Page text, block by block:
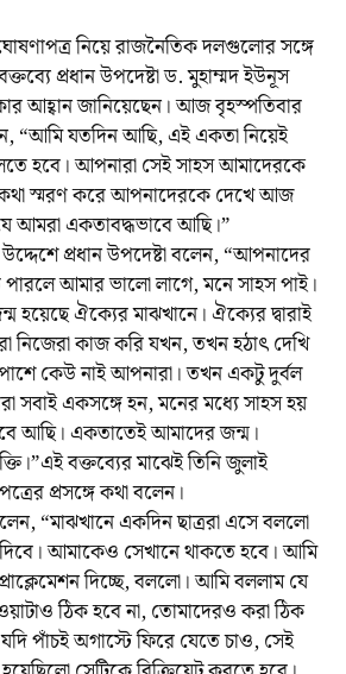
নিয়ে রাজনৈতিক দলগুলোর সঙ্গে
প্রধান উপদেষ্টা ড. মুহাম্মদ ইউনূস
আহ্বান জানিয়েছেন। আজ বৃহস্পতিবার
“আমি যতদিন আছি, এই একতা নিয়েই
হবে। আপনারা সেই সাহস আমাদেরকে
স্মরণ করে আপনাদেরকে দেখে আজ
আমরা একতাবদ্ধভাবে আছি।”
প্রধান উপদেষ্টা বলেন, “আপনাদের
আমার ভালো লাগে, মনে সাহস পাই।
হয়েছে ঐক্যের মাঝখানে। ঐক্যের দ্বারাই
নিজেরা কাজ করি যখন, তখন হঠাৎ দেখি
কেউ নাই আপনারা। তখন একটু দুর্বল
সবাই একসঙ্গে হন, মনের মধ্যে সাহস হয়
আছি। একতাতেই আমাদের জন্ম।
বক্তব্যের মাঝেই তিনি জুলাই
প্রসঙ্গে কথা বলেন।
“মাঝখানে একদিন ছাত্ররা এসে বললো
আমাকেও সেখানে থাকতে হবে। আমি
দিচ্ছে, বললো। আমি বললাম যে
ঠিক হবে না, তোমাদেরও করা ঠিক
পাঁচই অগাস্টে ফিরে যেতে চাও, সেই